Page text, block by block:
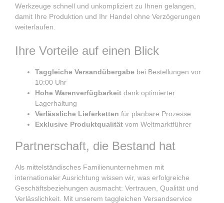
Werkzeuge schnell und unkompliziert zu Ihnen gelangen,
damit Ihre Produktion und Ihr Handel ohne Verzögerungen
weiterlaufen.
Ihre Vorteile auf einen Blick
Taggleiche Versandübergabe bei Bestellungen vor
10:00 Uhr
Hohe Warenverfügbarkeit dank optimierter
Lagerhaltung
Verlässliche Lieferketten für planbare Prozesse
Exklusive Produktqualität vom Weltmarktführer
Partnerschaft, die Bestand hat
Als mittelständisches Familienunternehmen mit
internationaler Ausrichtung wissen wir, was erfolgreiche
Geschäftsbeziehungen ausmacht: Vertrauen, Qualität und
Verlässlichkeit. Mit unserem taggleichen Versandservice